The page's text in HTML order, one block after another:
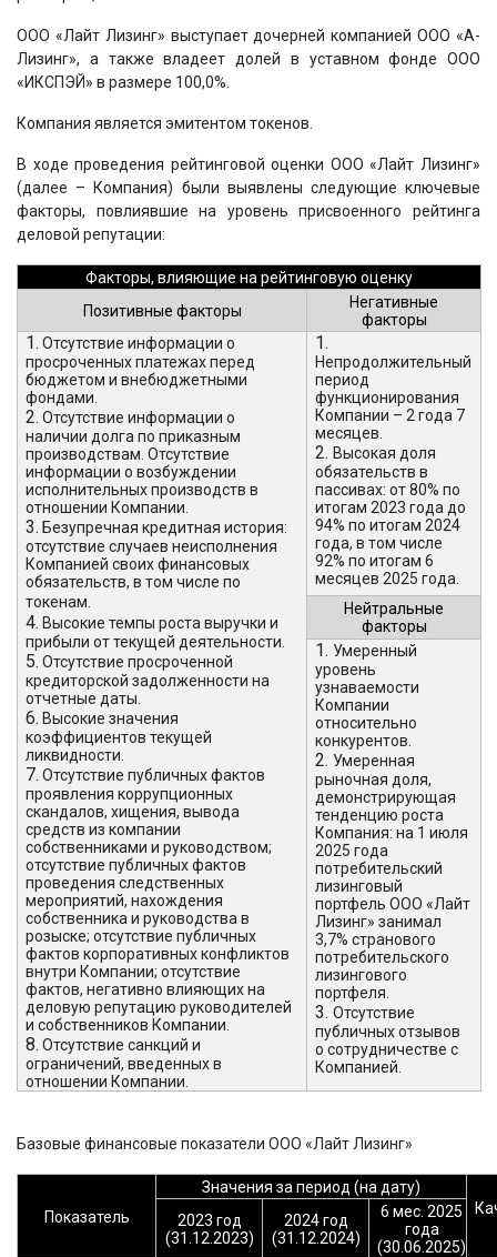
ООО «Лайт Лизинг» выступает дочерней компанией ООО «А-
Лизинг», а также владеет долей в уставном фонде ООО
«ИКСПЭЙ» в размере 100,0%.
Компания является эмитентом токенов.
В ходе проведения рейтинговой оценки ООО «Лайт Лизинг»
(далее – Компания) были выявлены следующие ключевые
факторы, повлиявшие на уровень присвоенного рейтинга
деловой репутации:
Факторы, влияющие на рейтинговую оценку
Позитивные факторы
Негативные
факторы
1. Отсутствие информации о
просроченных платежах перед
бюджетом и внебюджетными
фондами.
2. Отсутствие информации о
наличии долга по приказным
производствам. Отсутствие
информации о возбуждении
исполнительных производств в
отношении Компании.
3. Безупречная кредитная история:
отсутствие случаев неисполнения
Компанией своих финансовых
обязательств, в том числе по
токенам.
4. Высокие темпы роста выручки и
прибыли от текущей деятельности.
5. Отсутствие просроченной
кредиторской задолженности на
отчетные даты.
6. Высокие значения
коэффициентов текущей
ликвидности.
7. Отсутствие публичных фактов
проявления коррупционных
скандалов, хищения, вывода
средств из компании
собственниками и руководством;
отсутствие публичных фактов
проведения следственных
мероприятий, нахождения
собственника и руководства в
розыске; отсутствие публичных
фактов корпоративных конфликтов
внутри Компании; отсутствие
фактов, негативно влияющих на
деловую репутацию руководителей
и собственников Компании.
8. Отсутствие санкций и
ограничений, введенных в
отношении Компании.
1.
Непродолжительный
период
функционирования
Компании – 2 года 7
месяцев.
2.Высокая доля
обязательств в
пассивах: от 80% по
итогам 2023 года до
94% по итогам 2024
года, в том числе
92% по итогам 6
месяцев 2025 года.
Нейтральные
факторы
1. Умеренный
уровень
узнаваемости
Компании
относительно
конкурентов.
2. Умеренная
рыночная доля,
демонстрирующая
тенденцию роста
Компания: на 1 июля
2025 года
потребительский
лизинговый
портфель ООО «Лайт
Лизинг» занимал
3,7% странового
потребительского
лизингового
портфеля.
3.Отсутствие
публичных отзывов
о сотрудничестве с
Компанией.
Базовые финансовые показатели ООО «Лайт Лизинг»
Показатель
Значения за период (на дату)
2023 год
(31.12.2023)
2024 год
(31.12.2024)
6 мес. 2025
года
(30.06.2025)